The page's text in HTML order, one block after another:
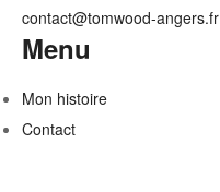
contact@tomwood-angers.fr
Menu
Mon histoire
Contact